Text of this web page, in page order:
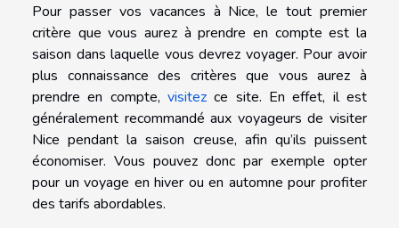
Pour passer vos vacances à Nice, le tout premier
critère que vous aurez à prendre en compte est la
saison dans laquelle vous devrez voyager. Pour avoir
plus connaissance des critères que vous aurez à
prendre en compte, visitez ce site. En effet, il est
généralement recommandé aux voyageurs de visiter
Nice pendant la saison creuse, afin qu’ils puissent
économiser. Vous pouvez donc par exemple opter
pour un voyage en hiver ou en automne pour profiter
des tarifs abordables.